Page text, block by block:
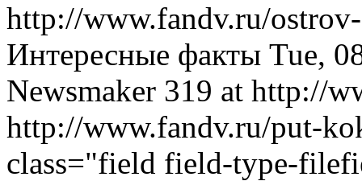
http://www.fandv.ru/
Интересные факты Tue,
Newsmaker 319 at http://
http://www.fandv.ru/put-
class="field field-type-